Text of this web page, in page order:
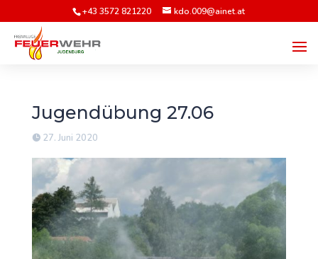
+43 3572 821220 kdo.009@ainet.at
Jugendübung 27.06
27. Juni 2020